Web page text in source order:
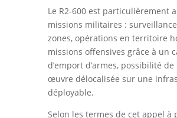
Le R2-600 est particulièrement
missions militaires :
zones, opérations en territoire
missions offensives grâce à un
d’emport d’armes, possibilité
œuvre délocalisée sur une
déployable.
Selon les termes de cet appel à